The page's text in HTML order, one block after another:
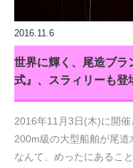
2016.11.6
世界に輝く、尾造ブラ
式』、スラィリーも登
2016年11月3日(木)に開催
200m級の大型船舶が尾
なんて、めったにあるこ